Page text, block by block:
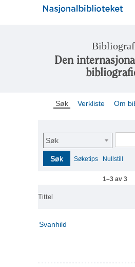
Den
Søk Verkliste Om
Søk
Søk Søketips Nullstill
1–3 av 3
Tittel
Svanhild